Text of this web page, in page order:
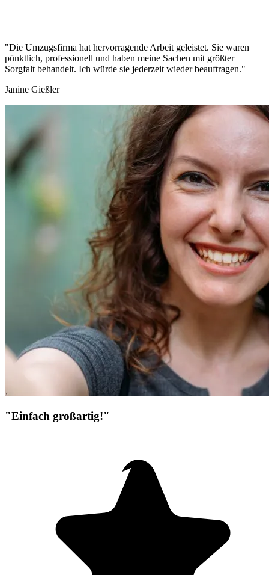
"Die Umzugsfirma hat hervorragende Arbeit geleistet. Sie waren
pünktlich, professionell und haben meine Sachen mit größter
Sorgfalt behandelt. Ich würde sie jederzeit wieder beauftragen."
Janine Gießler
"Einfach großartig!"